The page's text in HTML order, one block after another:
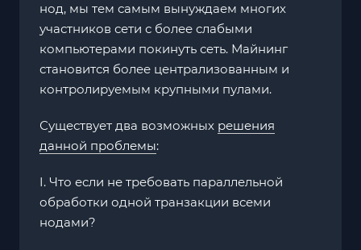
нод, мы тем самым вынуждаем многих
участников сети с более слабыми
компьютерами покинуть сеть. Майнинг
становится более централизованным и
контролируемым крупными пулами.
Существует два возможных решения
данной проблемы:
I. Что если не требовать параллельной
обработки одной транзакции всеми
нодами?